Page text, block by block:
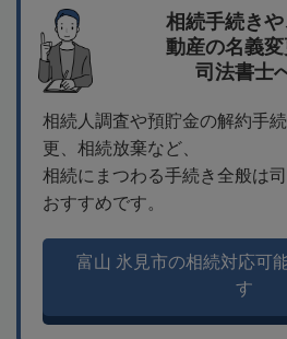
相続手続き
動産の名義
司法書士
相続人調査や預貯金の解約手
更、相続放棄など、
相続にまつわる手続き全般は
おすすめです。
富山 氷見市の相続対応可
す